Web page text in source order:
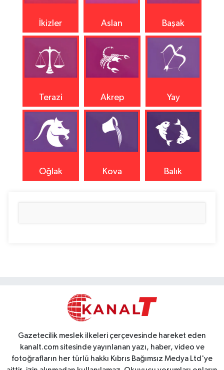
İkizler Aslan Başak
Terazi Akrep Yay
Oğlak Kova Balık
Gazetecilik meslek ilkeleri çerçevesinde hareket eden
kanalt.com sitesinde yayınlanan yazı, haber, video ve
fotoğrafların her türlü hakkı Kıbrıs Bağımsız Medya Ltd'ye